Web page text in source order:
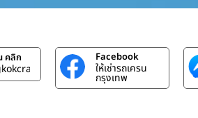
คลิก Facebook
ให้เช่ารถเครน
กรุงเทพ